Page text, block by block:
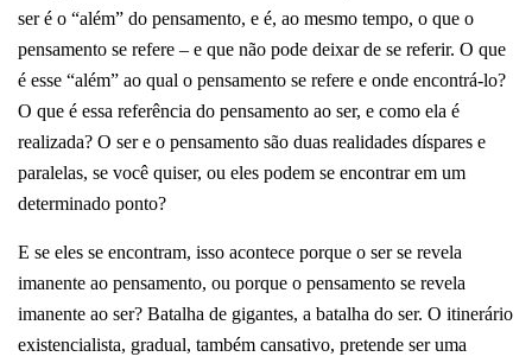
ser é o “além” do pensamento, e é, ao mesmo tempo, o que o
pensamento se refere – e que não pode deixar de se referir. O que
é esse “além” ao qual o pensamento se refere e onde encontrá-lo?
O que é essa referência do pensamento ao ser, e como ela é
realizada? O ser e o pensamento são duas realidades díspares e
paralelas, se você quiser, ou eles podem se encontrar em um
determinado ponto?
E se eles se encontram, isso acontece porque o ser se revela
imanente ao pensamento, ou porque o pensamento se revela
imanente ao ser? Batalha de gigantes, a batalha do ser. O itinerário
existencialista, gradual, também cansativo, pretende ser uma